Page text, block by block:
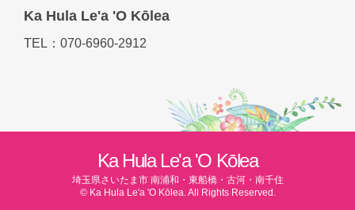
Ka Hula Le'a 'O Kōlea
TEL：070-6960-2912
Ka Hula Le'a 'O Kōlea
埼玉県さいたま市 南浦和・東船橋・古河・南千住
© Ka Hula Le'a 'O Kōlea. All Rights Reserved.